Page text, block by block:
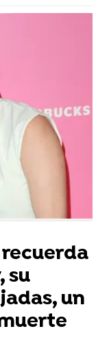
su
un